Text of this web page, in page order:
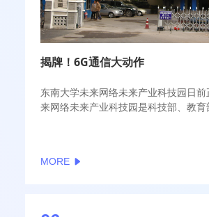
揭牌！6G通信大动作
东南大学未来网络未来产业科技园日
来网络未来产业科技园是科技部、教育
MORE